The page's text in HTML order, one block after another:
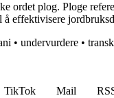
ordet plog. Ploge
effektivisere
• undervurdere •
TikTok Mail